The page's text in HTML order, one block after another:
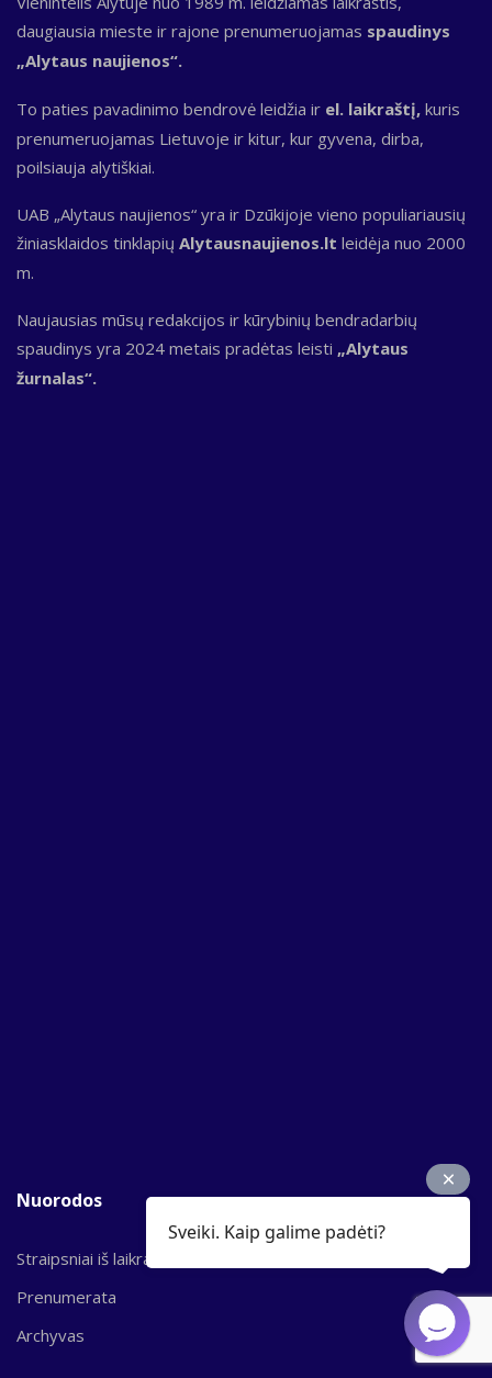
daugiausia mieste ir rajone prenumeruojamas spaudinys
„Alytaus naujienos“.
To paties pavadinimo bendrovė leidžia ir el. laikraštį, kuris
prenumeruojamas Lietuvoje ir kitur, kur gyvena, dirba,
poilsiauja alytiškiai.
UAB „Alytaus naujienos“ yra ir Dzūkijoje vieno populiariausių
žiniasklaidos tinklapių Alytausnaujienos.lt leidėja nuo 2000
m.
Naujausias mūsų redakcijos ir kūrybinių bendradarbių
spaudinys yra 2024 metais pradėtas leisti „Alytaus
žurnalas“.
Nuorodos
Straipsniai iš laikraščio
Prenumerata
Archyvas
Sveiki. Kaip galime padėti?